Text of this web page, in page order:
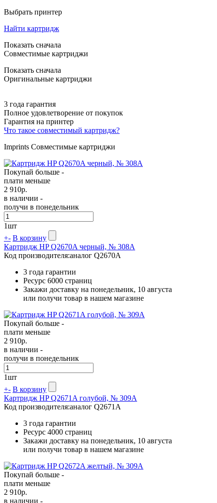
Выбрать принтер
Найти картридж
Показать сначала
Совместимые картриджи
Показать сначала
Оригинальные картриджи
3 года гарантия
Полное удовлетворение от покупок
Гарантия на принтер
Что такое совместимый картридж?
Imprints Совместимые картриджи
Покупай больше -
плати меньше
2 910р.
в наличии -
получи в понедельник
1шт
+- В корзину
Картридж HP Q2670A черный, № 308A
Код производителя:аналог Q2670A
3 года гарантии
Ресурс 6000 страниц
Закажи доставку на понедельник, 10 августа
или получи товар в нашем магазине
Покупай больше -
плати меньше
2 910р.
в наличии -
получи в понедельник
1шт
+- В корзину
Картридж HP Q2671A голубой, № 309A
Код производителя:аналог Q2671A
3 года гарантии
Ресурс 4000 страниц
Закажи доставку на понедельник, 10 августа
или получи товар в нашем магазине
Покупай больше -
плати меньше
2 910р.
в наличии -